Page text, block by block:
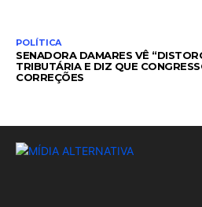
POLÍTICA
SENADORA DAMARES VÊ
TRIBUTÁRIA E DIZ QUE
CORREÇÕES